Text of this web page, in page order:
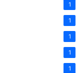
1
1
1
1
1